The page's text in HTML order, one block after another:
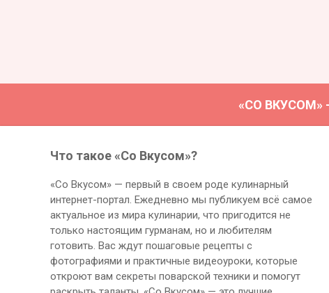
«СО
Что такое «Со Вкусом»?
«Со Вкусом» — первый в своем роде кулинарный
интернет-портал. Ежедневно мы публикуем всё самое
актуальное из мира кулинарии, что пригодится не
только настоящим гурманам, но и любителям
готовить. Вас ждут пошаговые рецепты с
фотографиями и практичные видеоуроки, которые
откроют вам секреты поварской техники и помогут